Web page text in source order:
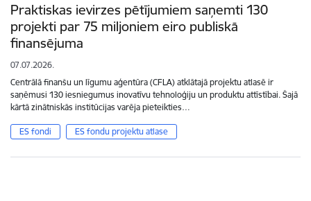
Praktiskas ievirzes pētījumiem saņemti 130
projekti par 75 miljoniem eiro publiskā
finansējuma
07.07.2026.
Centrālā finanšu un līgumu aģentūra (CFLA) atklātajā projektu atlasē ir
saņēmusi 130 iesniegumus inovatīvu tehnoloģiju un produktu attīstībai. Šajā
kārtā zinātniskās institūcijas varēja pieteikties…
ES fondi ES fondu projektu atlase